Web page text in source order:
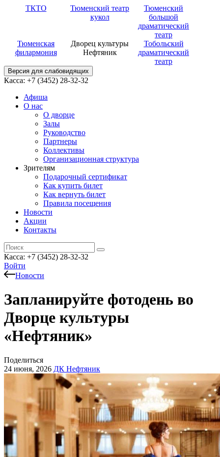
ТКТО
Тюменский театр
кукол
Тюменский
большой
драматический
театр
Тюменская
филармония
Дворец культуры
Нефтяник
Тобольский
драматический
театр
Версия для слабовидящих
Касса: +7 (3452) 28-32-32
Афиша
О нас
О дворце
Залы
Руководство
Партнеры
Коллективы
Организационная структура
Зрителям
Подарочный сертификат
Как купить билет
Как вернуть билет
Правила посещения
Новости
Акции
Контакты
Касса: +7 (3452) 28-32-32
Войти
Новости
Запланируйте фотодень во
Дворце культуры
«Нефтяник»
Поделиться
24 июня, 2026 ДК Нефтяник